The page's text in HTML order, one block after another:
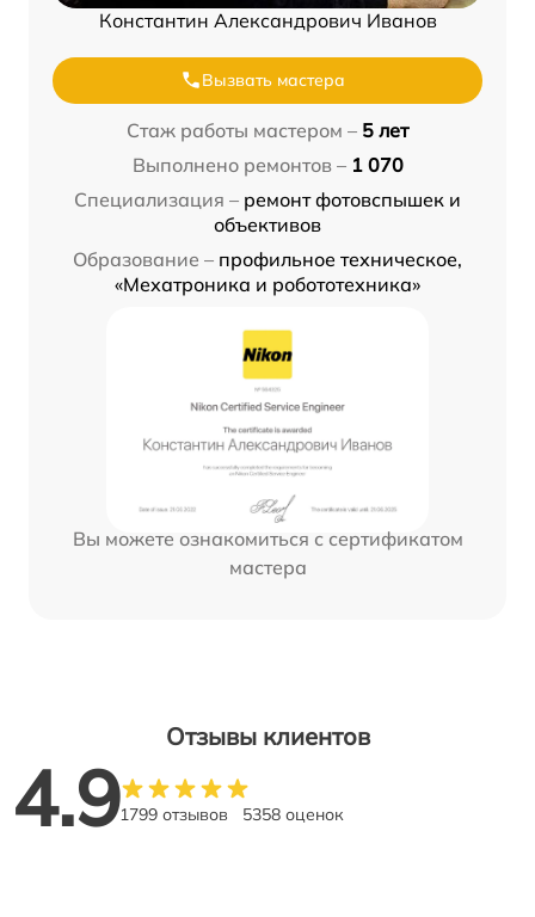
Константин Александрович Иванов
Вызвать мастера
Стаж работы мастером – 5 лет
Выполнено ремонтов – 1 070
Специализация – ремонт фотовспышек и
объективов
Образование – профильное техническое,
«Мехатроника и робототехника»
Вы можете ознакомиться с сертификатом
мастера
Отзывы клиентов
4.91799 отзывов 5358 оценок